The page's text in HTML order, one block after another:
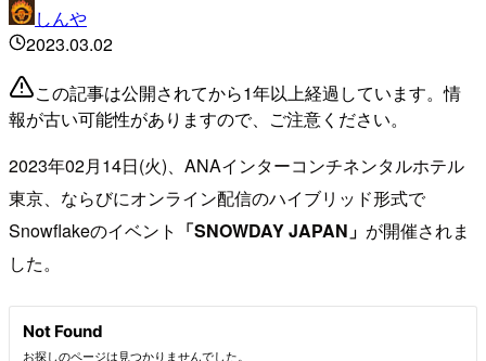
しんや
2023.03.02
この記事は公開されてから1年以上経過しています。情
報が古い可能性がありますので、ご注意ください。
2023年02月14日(火)、ANAインターコンチネンタルホテル
東京、ならびにオンライン配信のハイブリッド形式で
Snowflakeのイベント 「SNOWDAY JAPAN」 が開催されま
した。